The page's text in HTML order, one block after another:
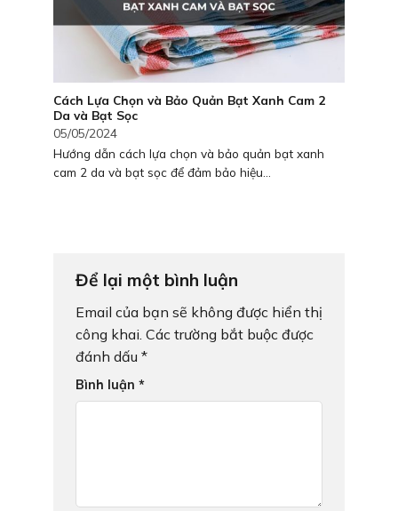
Cách Lựa Chọn và Bảo Quản Bạt Xanh Cam 2
Da và Bạt Sọc
05/05/2024
Hướng dẫn cách lựa chọn và bảo quản bạt xanh
cam 2 da và bạt sọc để đảm bảo hiệu...
Để lại một bình luận
Email của bạn sẽ không được hiển thị
công khai. Các trường bắt buộc được
đánh dấu *
Bình luận *